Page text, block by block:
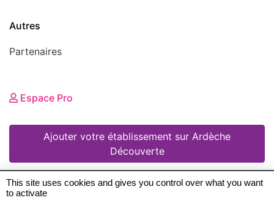
Autres
Partenaires
Espace Pro
Ajouter votre établissement sur Ardèche
Découverte
© 2008 - 2026 Ardèche Découverte •
This site uses cookies and gives you control over what you want
to activate